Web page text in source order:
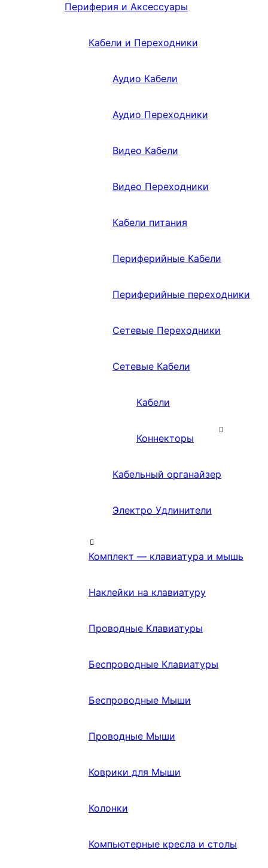
Периферия и Аксессуары
Кабели и Переходники
Аудио Кабели
Аудио Переходники
Видео Кабели
Видео Переходники
Кабели питания
Периферийные Кабели
Периферийные переходники
Сетевые Переходники
Сетевые Кабели
Кабели
Коннекторы
Кабельный органайзер
Электро Удлинители
Комплект — клавиатура и мышь
Наклейки на клавиатуру
Проводные Клавиатуры
Беспроводные Клавиатуры
Беспроводные Мыши
Проводные Мыши
Коврики для Мыши
Колонки
Компьютерные кресла и столы